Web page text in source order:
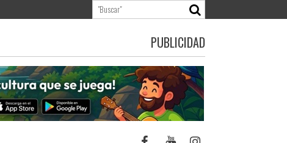
PUBLICIDAD